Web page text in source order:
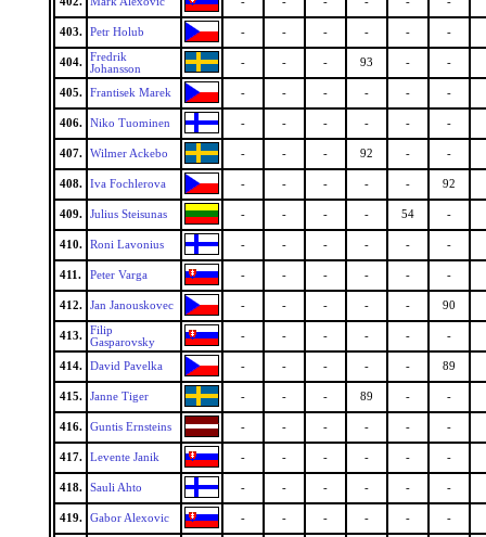
403. Petr Holub - - - - - -
404.
Fredrik
Johansson
- - - 93 - -
405. Frantisek Marek - - - - - -
406. Niko Tuominen - - - - - -
407. Wilmer Ackebo - - - 92 - -
408. Iva Fochlerova - - - - - 92
409. Julius Steisunas - - - - 54 -
410. Roni Lavonius - - - - - -
411. Peter Varga - - - - - -
412. Jan Janouskovec - - - - - 90
413.
Filip
Gasparovsky
- - - - - -
414. David Pavelka - - - - - 89
415. Janne Tiger - - - 89 - -
416. Guntis Ernsteins - - - - - -
417. Levente Janik - - - - - -
418. Sauli Ahto - - - - - -
419. Gabor Alexovic - - - - - -